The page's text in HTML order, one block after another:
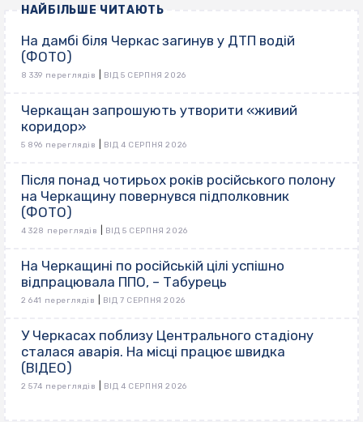
НАЙБІЛЬШЕ ЧИТАЮТЬ
На дамбі біля Черкас загинув у ДТП водій
(ФОТО)
8 339 переглядів ВІД 5 СЕРПНЯ 2026
Черкащан запрошують утворити «живий
коридор»
5 896 переглядів ВІД 4 СЕРПНЯ 2026
Після понад чотирьох років російського полону
на Черкащину повернувся підполковник
(ФОТО)
4 328 переглядів ВІД 5 СЕРПНЯ 2026
На Черкащині по російській цілі успішно
відпрацювала ППО, – Табурець
2 641 переглядів ВІД 7 СЕРПНЯ 2026
У Черкасах поблизу Центрального стадіону
сталася аварія. На місці працює швидка
(ВІДЕО)
2 574 переглядів ВІД 4 СЕРПНЯ 2026